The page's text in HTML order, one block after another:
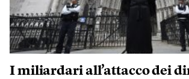
I miliardari all’attacco dei